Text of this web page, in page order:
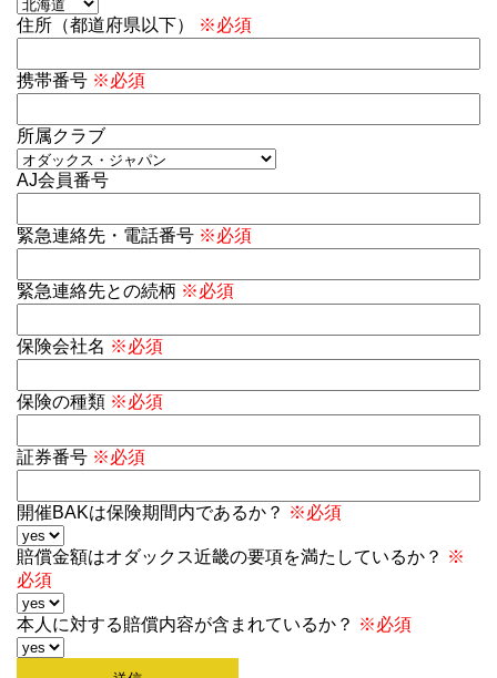
住所（都道府県以下） ※必須
携帯番号 ※必須
所属クラブ
AJ会員番号
緊急連絡先・電話番号 ※必須
緊急連絡先との続柄 ※必須
保険会社名 ※必須
保険の種類 ※必須
証券番号 ※必須
開催BAKは保険期間内であるか？ ※必須
賠償金額はオダックス近畿の要項を満たしているか？ ※
必須
本人に対する賠償内容が含まれているか？ ※必須